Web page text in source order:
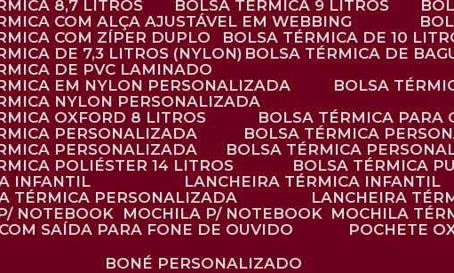
8,7 LITROS
BOLSA TÉRMICA 9 LITROS
COM ALÇA AJUSTÁVEL EM WEBBING
COM ZÍPER DUPLO
BOLSA TÉRMICA DE 10
DE 7,3 LITROS (NYLON)
BOLSA TÉRMICA DE
DE PVC LAMINADO
EM NYLON PERSONALIZADA
BOLSA
NYLON PERSONALIZADA
OXFORD 8 LITROS
BOLSA TÉRMICA PARA
PERSONALIZADA
BOLSA TÉRMICA
PERSONALIZADA
BOLSA TÉRMICA
POLIÉSTER 14 LITROS
BOLSA TÉRMICA
INFANTIL
LANCHEIRA TÉRMICA INFANTIL
TÉRMICA PERSONALIZADA
LANCHEIRA
P/ NOTEBOOK
MOCHILA P/ NOTEBOOK MOCHILA
COM SAÍDA PARA FONE DE OUVIDO
POCHETE
BONÉ PERSONALIZADO